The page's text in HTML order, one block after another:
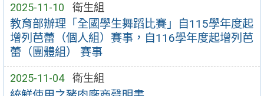
2025-11-10 衛生組
教育部辦理「全國學生舞蹈比賽」自115學年度起
增列芭蕾（個人組）賽事，自116學年度起增列芭
蕾（團體組） 賽事
2025-11-04 衛生組